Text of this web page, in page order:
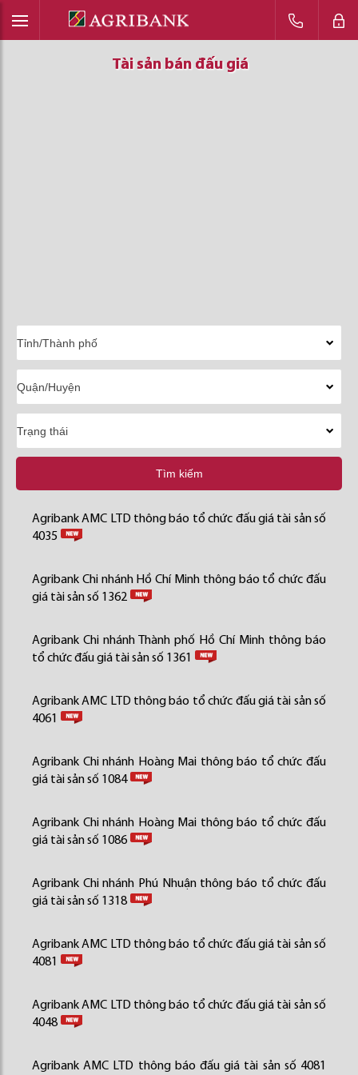
Tài sản bán đấu giá
Tài sản bán đấu giá
Tài sản bán đấu giá
Tìm kiếm
Agribank AMC LTD thông báo tổ chức đấu giá tài sản số
4035
Agribank Chi nhánh Hồ Chí Minh thông báo tổ chức đấu
giá tài sản số 1362
Agribank Chi nhánh Thành phố Hồ Chí Minh thông báo
tổ chức đấu giá tài sản số 1361
Agribank AMC LTD thông báo tổ chức đấu giá tài sản số
4061
Agribank Chi nhánh Hoàng Mai thông báo tổ chức đấu
giá tài sản số 1084
Agribank Chi nhánh Hoàng Mai thông báo tổ chức đấu
giá tài sản số 1086
Agribank Chi nhánh Phú Nhuận thông báo tổ chức đấu
giá tài sản số 1318
Agribank AMC LTD thông báo tổ chức đấu giá tài sản số
4081
Agribank AMC LTD thông báo tổ chức đấu giá tài sản số
4048
Agribank AMC LTD thông báo đấu giá tài sản số 4081